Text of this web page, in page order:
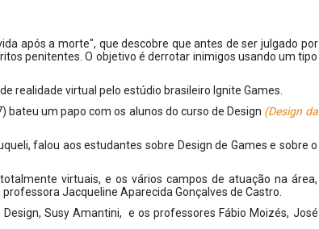
após a morte", que descobre que antes de ser julgado por
penitentes. O objetivo é derrotar inimigos usando um tipo
realidade virtual pelo estúdio brasileiro Ignite Games.
um papo com os alunos do curso de Design (Design da
falou aos estudantes sobre Design de Games e sobre o
virtuais, e os vários campos de atuação na área,
Jacqueline Aparecida Gonçalves de Castro.
Susy Amantini, e os professores Fábio Moizés, José